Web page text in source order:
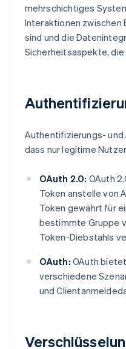
mehrschichtiges
Interaktionen zwischen
sind und die
Sicherheitsaspekte,
Authentifizierungs-
dass nur legitime
OAuth 2.0: OAuth
Token anstelle von
Token gewährt für
bestimmte Gruppe
Token-Diebstahls
OAuth: OAuth
verschiedene
und